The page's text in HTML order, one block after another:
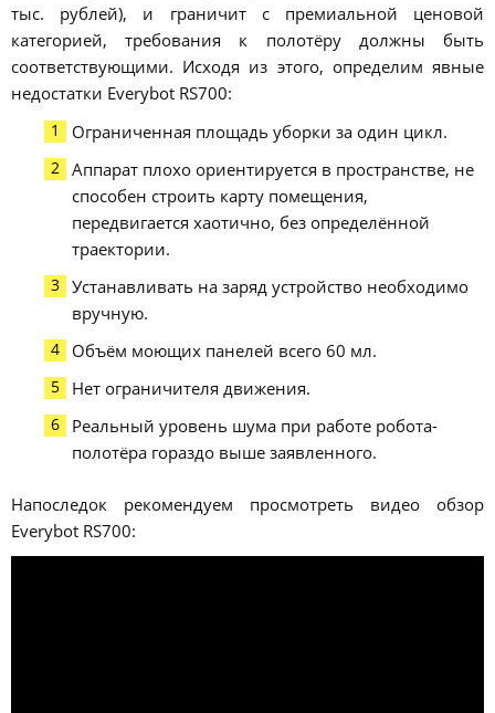
тыс. рублей), и граничит с премиальной ценовой
категорией, требования к полотёру должны быть
соответствующими. Исходя из этого, определим явные
недостатки Everybot RS700:
Ограниченная площадь уборки за один цикл.
Аппарат плохо ориентируется в пространстве, не
способен строить карту помещения,
передвигается хаотично, без определённой
траектории.
Устанавливать на заряд устройство необходимо
вручную.
Объём моющих панелей всего 60 мл.
Нет ограничителя движения.
Реальный уровень шума при работе робота-
полотёра гораздо выше заявленного.
Напоследок рекомендуем просмотреть видео обзор
Everybot RS700: